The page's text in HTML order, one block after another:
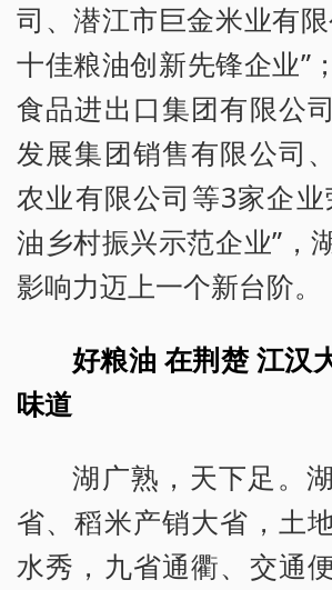
司、潜江市巨金米业有
十佳粮油创新先锋企业”
食品进出口集团有限公
发展集团销售有限公司
农业有限公司等3家企业
油乡村振兴示范企业”，
影响力迈上一个新台阶。
好粮油 在荆楚 江汉
味道
湖广熟，天下足。
省、稻米产销大省，土
水秀，九省通衢、交通